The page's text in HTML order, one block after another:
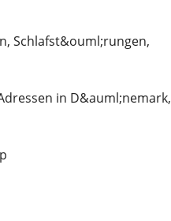
Schlafst&ouml;rungen,
in D&auml;nemark,